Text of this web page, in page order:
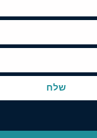
שלח